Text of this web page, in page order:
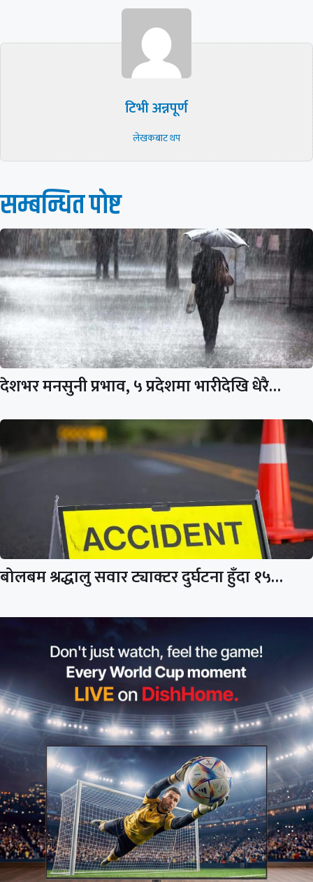
टिभी अन्नपूर्ण
लेखकबाट थप
सम्बन्धित पाेष्ट
देशभर मनसुनी प्रभाव, ५ प्रदेशमा भारीदेखि धेरै…
बोलबम श्रद्धालु सवार ट्याक्टर दुर्घटना हुँदा १५…